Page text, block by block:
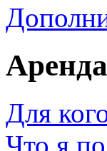
Для
Что я